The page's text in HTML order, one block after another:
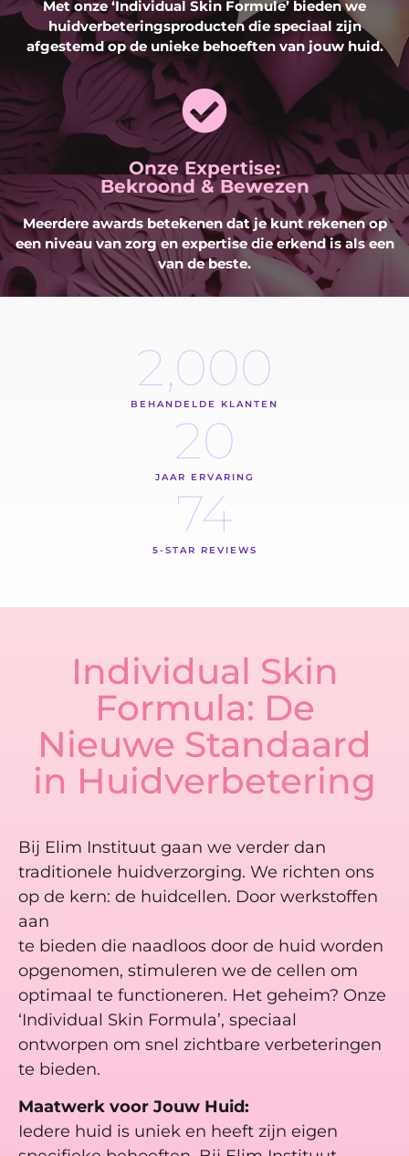
Met onze ‘Individual Skin Formule’ bieden we
huidverbeteringsproducten die speciaal zijn
afgestemd op de unieke behoeften van jouw huid.
Onze Expertise:
Bekroond & Bewezen
Meerdere awards betekenen dat je kunt rekenen op
een niveau van zorg en expertise die erkend is als een
van de beste.
BEHANDELDE KLANTEN
2,000
JAAR ERVARING
20
5-STAR REVIEWS
74
Individual Skin
Formula: De
Nieuwe Standaard
in Huidverbetering
Bij Elim Instituut gaan we verder dan
traditionele huidverzorging. We richten ons
op de kern: de huidcellen. Door werkstoffen
aan
te bieden die naadloos door de huid worden
opgenomen, stimuleren we de cellen om
optimaal te functioneren. Het geheim? Onze
‘Individual Skin Formula’, speciaal
ontworpen om snel zichtbare verbeteringen
te bieden.
Maatwerk voor Jouw Huid:
Iedere huid is uniek en heeft zijn eigen